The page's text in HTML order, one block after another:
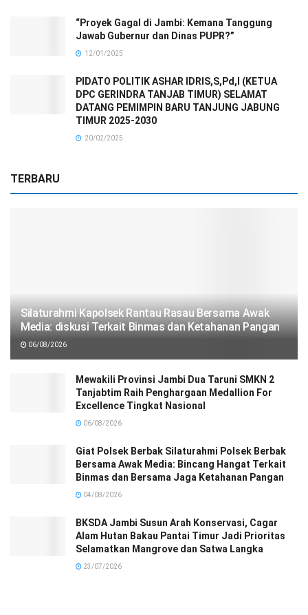
“Proyek Gagal di Jambi: Kemana Tanggung
Jawab Gubernur dan Dinas PUPR?”
12/01/2025
PIDATO POLITIK ASHAR IDRIS,S,Pd,I (KETUA
DPC GERINDRA TANJAB TIMUR) SELAMAT
DATANG PEMIMPIN BARU TANJUNG JABUNG
TIMUR 2025-2030
20/02/2025
TERBARU
Silaturahmi Kapolsek Rantau Rasau Bersama Awak
Media: diskusi Terkait Binmas dan Ketahanan Pangan
06/08/2026
Mewakili Provinsi Jambi Dua Taruni SMKN 2
Tanjabtim Raih Penghargaan Medallion For
Excellence Tingkat Nasional
06/08/2026
Giat Polsek Berbak Silaturahmi Polsek Berbak
Bersama Awak Media: Bincang Hangat Terkait
Binmas dan Bersama Jaga Ketahanan Pangan
04/08/2026
BKSDA Jambi Susun Arah Konservasi, Cagar
Alam Hutan Bakau Pantai Timur Jadi Prioritas
Selamatkan Mangrove dan Satwa Langka
23/07/2026